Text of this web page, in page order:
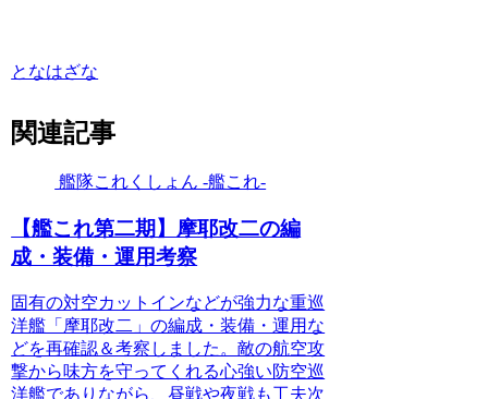
となはざな
関連記事
艦隊これくしょん -艦これ-
【艦これ第二期】摩耶改二の編
成・装備・運用考察
固有の対空カットインなどが強力な重巡
洋艦「摩耶改二」の編成・装備・運用な
どを再確認＆考察しました。敵の航空攻
撃から味方を守ってくれる心強い防空巡
洋艦でありながら、昼戦や夜戦も工夫次